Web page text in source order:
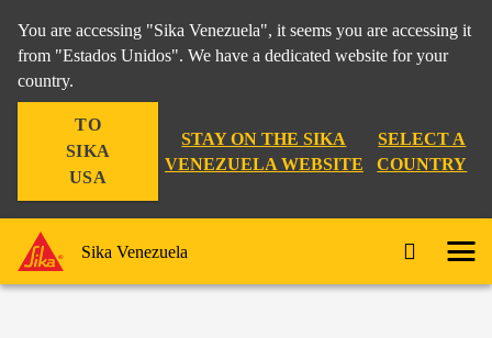
You are accessing "Sika Venezuela", it seems you are accessing it
from "Estados Unidos". We have a dedicated website for your
country.
TO
SIKA
USA
STAY ON THE SIKA
VENEZUELA WEBSITE
SELECT A
COUNTRY
Sika Venezuela